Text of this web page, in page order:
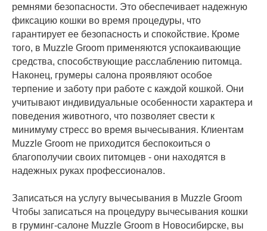
ремнями безопасности. Это обеспечивает надежную
фиксацию кошки во время процедуры, что
гарантирует ее безопасность и спокойствие. Кроме
того, в Muzzle Groom применяются успокаивающие
средства, способствующие расслаблению питомца.
Наконец, грумеры салона проявляют особое
терпение и заботу при работе с каждой кошкой. Они
учитывают индивидуальные особенности характера и
поведения животного, что позволяет свести к
минимуму стресс во время вычесывания. Клиентам
Muzzle Groom не приходится беспокоиться о
благополучии своих питомцев - они находятся в
надежных руках профессионалов.
Записаться на услугу вычесывания в Muzzle Groom
Чтобы записаться на процедуру вычесывания кошки
в груминг-салоне Muzzle Groom в Новосибирске, вы